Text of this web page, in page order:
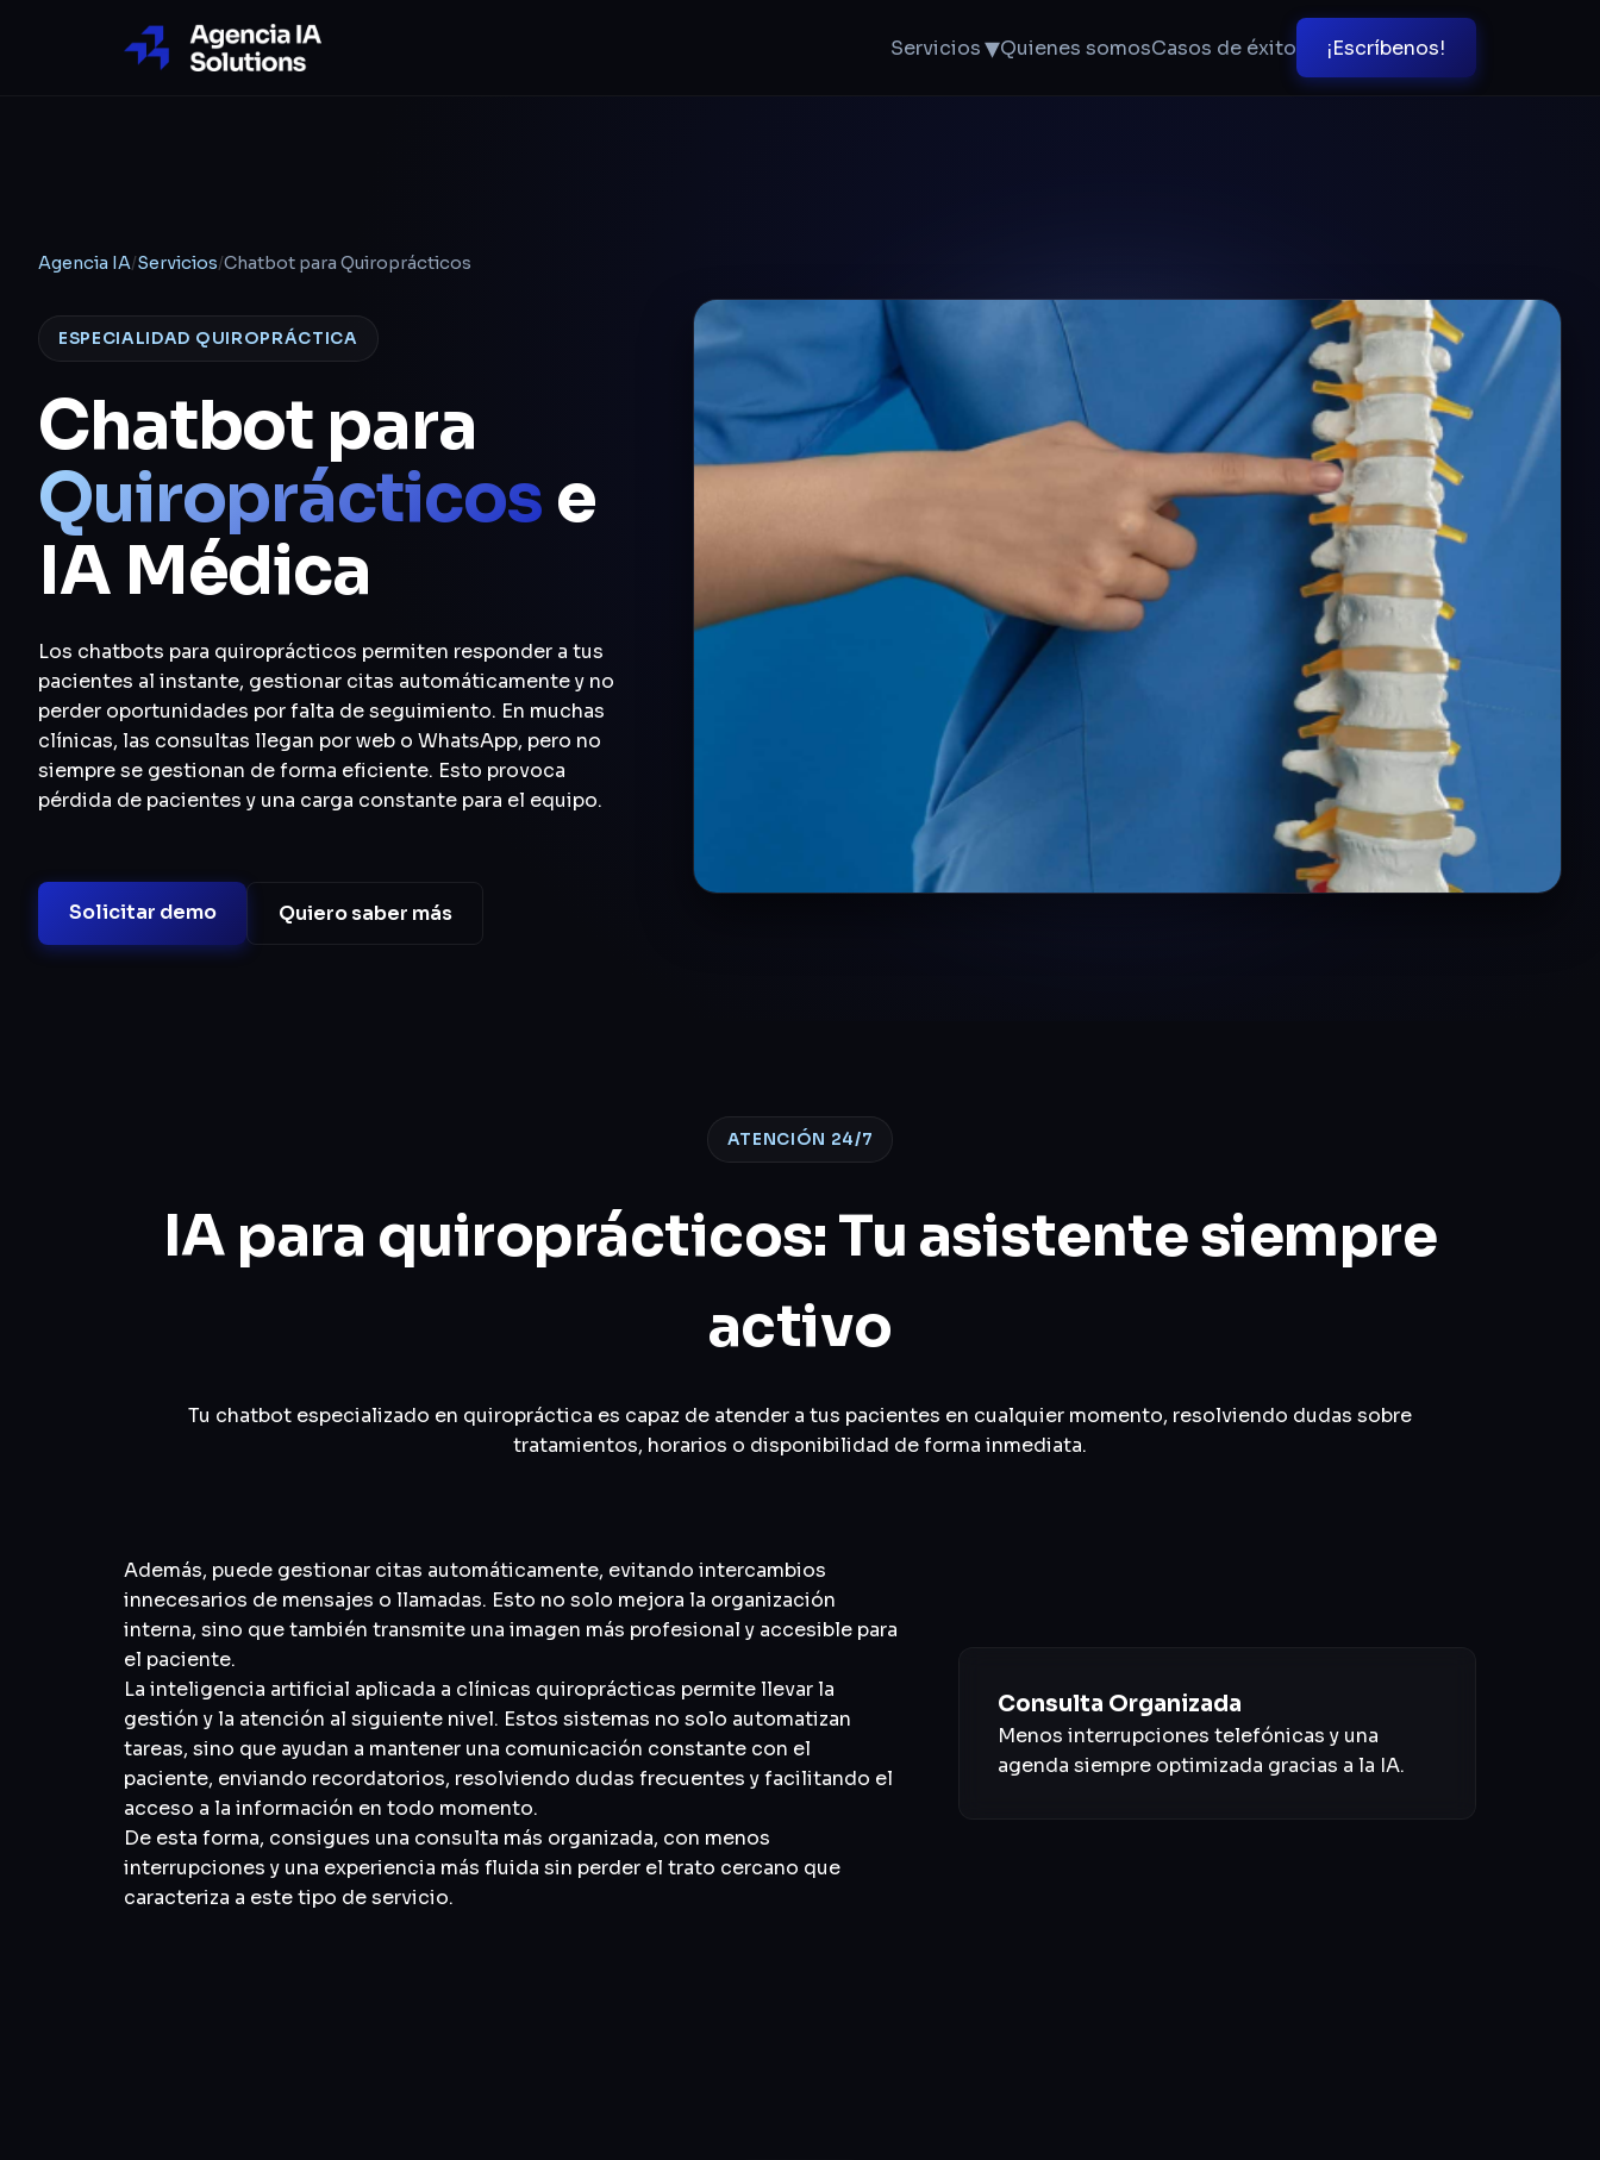
Servicios▾Quienes somosCasos de éxito ¡Escríbenos!
Agencia IA/Servicios/Chatbot para Quiroprácticos
ESPECIALIDAD QUIROPRÁCTICA
Chatbot para
Quiroprácticos e
IA Médica
Los chatbots para quiroprácticos permiten responder a tus
pacientes al instante, gestionar citas automáticamente y no
perder oportunidades por falta de seguimiento. En muchas
clínicas, las consultas llegan por web o WhatsApp, pero no
siempre se gestionan de forma eficiente. Esto provoca
pérdida de pacientes y una carga constante para el equipo.
Solicitar demo Quiero saber más
ATENCIÓN 24/7
IA para quiroprácticos: Tu asistente siempre
activo
Tu chatbot especializado en quiropráctica es capaz de atender a tus pacientes en cualquier momento, resolviendo dudas sobre
tratamientos, horarios o disponibilidad de forma inmediata.
Además, puede gestionar citas automáticamente, evitando intercambios
innecesarios de mensajes o llamadas. Esto no solo mejora la organización
interna, sino que también transmite una imagen más profesional y accesible para
el paciente.
La inteligencia artificial aplicada a clínicas quiroprácticas permite llevar la
gestión y la atención al siguiente nivel. Estos sistemas no solo automatizan
tareas, sino que ayudan a mantener una comunicación constante con el
paciente, enviando recordatorios, resolviendo dudas frecuentes y facilitando el
acceso a la información en todo momento.
De esta forma, consigues una consulta más organizada, con menos
interrupciones y una experiencia más fluida sin perder el trato cercano que
caracteriza a este tipo de servicio.
Consulta Organizada
Menos interrupciones telefónicas y una
agenda siempre optimizada gracias a la IA.